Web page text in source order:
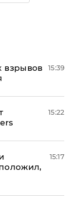
взрывов
15:39
15:22
15:17